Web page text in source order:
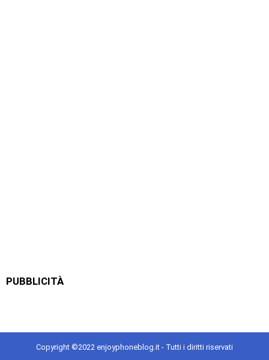
PUBBLICITÀ
Copyright ©2022 enjoyphoneblog.it - Tutti i diritti riservati